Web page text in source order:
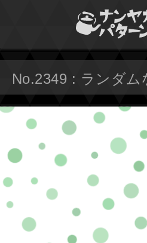
No.2349 : ランダ